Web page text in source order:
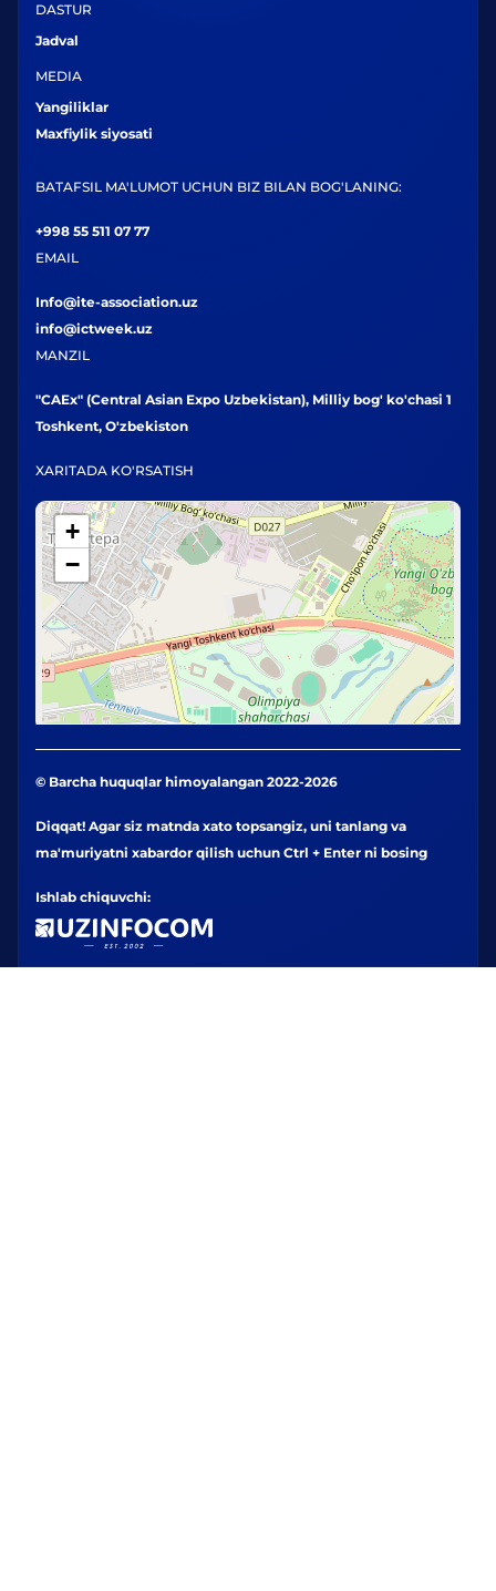
DASTUR
Jadval
MEDIA
Yangiliklar
Maxfiylik siyosati
BATAFSIL MA'LUMOT UCHUN BIZ BILAN BOG'LANING:
+998 55 511 07 77
EMAIL
Info@ite-association.uz
info@ictweek.uz
MANZIL
"CAEx" (Central Asian Expo Uzbekistan), Milliy bog' ko'chasi 1
Toshkent, O'zbekiston
XARITADA KO'RSATISH
+
−
© Barcha huquqlar himoyalangan 2022-2026
Diqqat! Agar siz matnda xato topsangiz, uni tanlang va
ma'muriyatni xabardor qilish uchun Ctrl + Enter ni bosing
Ishlab chiquvchi: